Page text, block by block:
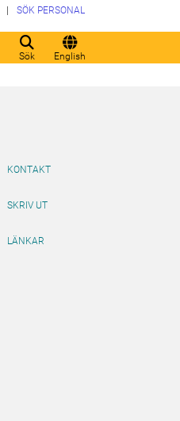
Sök English
SÖK PERSONAL
KONTAKT
SKRIV UT
LÄNKAR